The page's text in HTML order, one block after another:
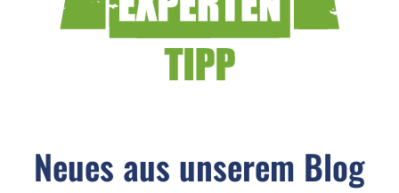
Neues aus unserem Blog